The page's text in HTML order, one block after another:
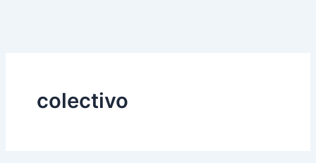
colectivo